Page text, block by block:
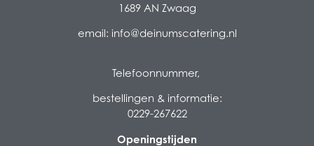
1689 AN Zwaag
email: info@deinumscatering.nl
Telefoonnummer,
bestellingen & informatie:
0229-267622
Openingstijden